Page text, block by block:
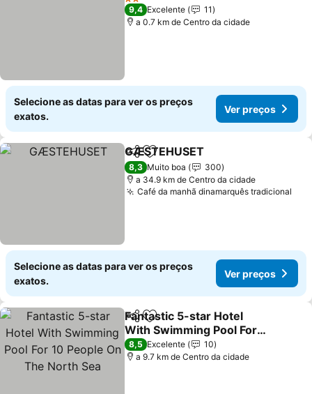
2 Estrelas
9,4 Excelente
11
a 0.7 km de Centro da cidade
Selecione as datas para ver os preços
exatos.
Ver preços
PartilharAdicionar aos favoritos
GÆSTEHUSET
8,3 Muito boa
300
a 34.9 km de Centro da cidade
Café da manhã dinamarquês tradicional
Selecione as datas para ver os preços
exatos.
Ver preços
PartilharAdicionar aos favoritos
Fantastic 5-star Hotel
With Swimming Pool For
10 People On The North
Sea
8,5 Excelente
10
a 9.7 km de Centro da cidade